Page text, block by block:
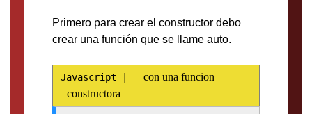
Primero para crear el constructor debo
crear una función que se llame auto.
con una funcion
constructora